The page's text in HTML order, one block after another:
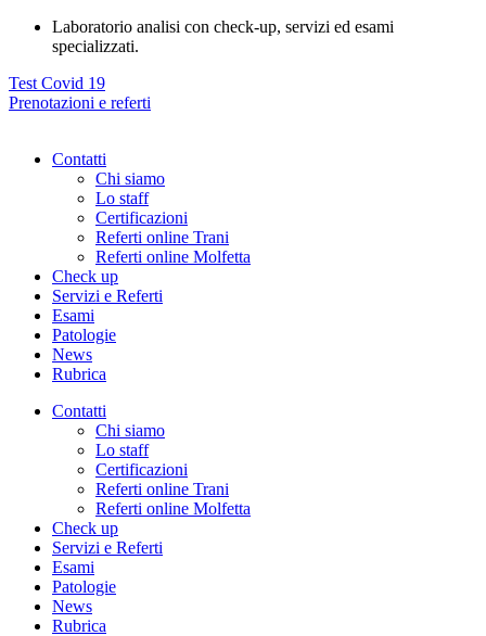
Laboratorio analisi con check-up, servizi ed esami
specializzati.
Test Covid 19
Prenotazioni e referti
Contatti
Chi siamo
Lo staff
Certificazioni
Referti online Trani
Referti online Molfetta
Check up
Servizi e Referti
Esami
Patologie
News
Rubrica
Contatti
Chi siamo
Lo staff
Certificazioni
Referti online Trani
Referti online Molfetta
Check up
Servizi e Referti
Esami
Patologie
News
Rubrica